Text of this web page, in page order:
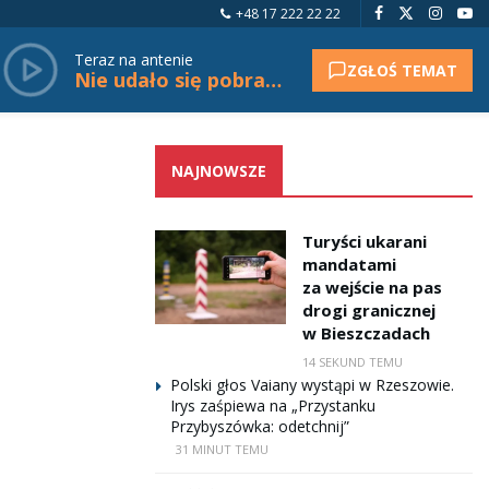
+48 17 222 22 22
Teraz na antenie
Nie udało się pobrać tytułu. ZGŁOŚ TEMAT
NAJNOWSZE
Turyści ukarani
mandatami
za wejście na pas
drogi granicznej
w Bieszczadach
14 SEKUND TEMU
Polski głos Vaiany wystąpi w Rzeszowie.
Irys zaśpiewa na „Przystanku
Przybyszówka: odetchnij”
31 MINUT TEMU